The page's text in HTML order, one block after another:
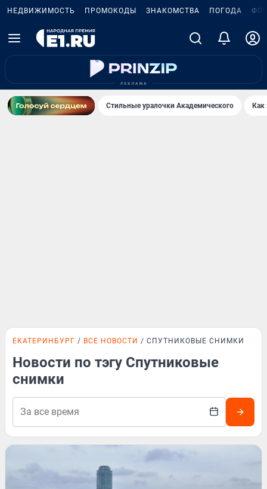
НЕДВИЖИМОСТЬ ПРОМОКОДЫ ЗНАКОМСТВА ПОГОДА
Стильные уралочки Академического
ЕКАТЕРИНБУРГ ВСЕ НОВОСТИ СПУТНИКОВЫЕ СНИМКИ
Новости по тэгу Спутниковые
снимки